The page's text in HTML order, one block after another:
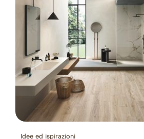
Idee ed ispirazioni